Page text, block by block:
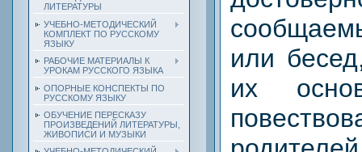
ЛИТЕРАТУРЫ
УЧЕБНО-МЕТОДИЧЕСКИЙ
КОМПЛЕКТ ПО РУССКОМУ
ЯЗЫКУ
РАБОЧИЕ МАТЕРИАЛЫ К
УРОКАМ РУССКОГО ЯЗЫКА
ОПОРНЫЕ КОНСПЕКТЫ ПО
РУССКОМУ ЯЗЫКУ
ОБУЧЕНИЕ ПЕРЕСКАЗУ
ПРОИЗВЕДЕНИЙ ЛИТЕРАТУРЫ,
ЖИВОПИСИ И МУЗЫКИ
или
их